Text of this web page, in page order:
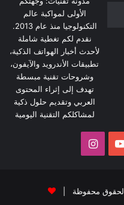
الأولى لمواكبة عالم
التكنولوجيا منذ عام 2013.
نقدم لكم تغطية شاملة
لأحدث أخبار الهواتف الذكية،
تطبيقات الأندرويد والآيفون،
وشروحات تقنية مبسطة
تهدف إلى إثراء المحتوى
العربي وتقديم حلول ذكية
لمشاكلكم التقنية اليومية
‫YouTubeانستقرام